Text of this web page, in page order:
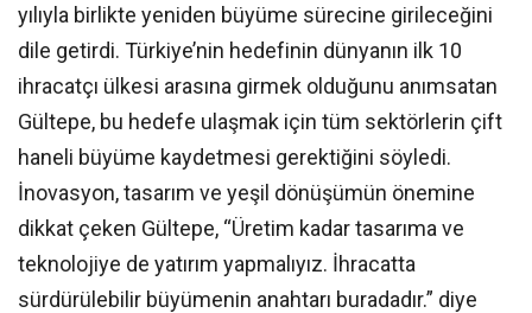
yılıyla birlikte yeniden büyüme sürecine girileceğini
dile getirdi. Türkiye’nin hedefinin dünyanın ilk 10
ihracatçı ülkesi arasına girmek olduğunu anımsatan
Gültepe, bu hedefe ulaşmak için tüm sektörlerin çift
haneli büyüme kaydetmesi gerektiğini söyledi.
İnovasyon, tasarım ve yeşil dönüşümün önemine
dikkat çeken Gültepe, “Üretim kadar tasarıma ve
teknolojiye de yatırım yapmalıyız. İhracatta
sürdürülebilir büyümenin anahtarı buradadır.” diye